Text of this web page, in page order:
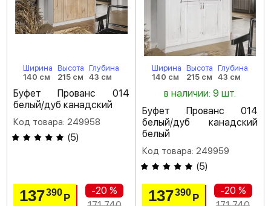
Ширина
140 см
Высота
215 см
Глубина
43 см
Буфет Прованс 014
белый/дуб канадский
Код товара: 249958
(5)
137390 Р
-20 %
Ширина
140 см
Высота
215 см
Глубина
43 см
в наличии: 9 шт.
Буфет Прованс 014
белый/дуб канадский
белый
Код товара: 249959
(5)
137390 Р
-20 %